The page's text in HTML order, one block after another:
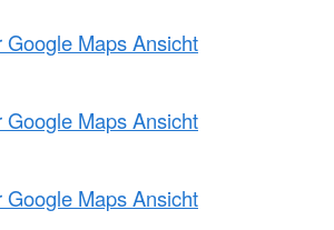
Google Maps Ansicht
Google Maps Ansicht
Google Maps Ansicht